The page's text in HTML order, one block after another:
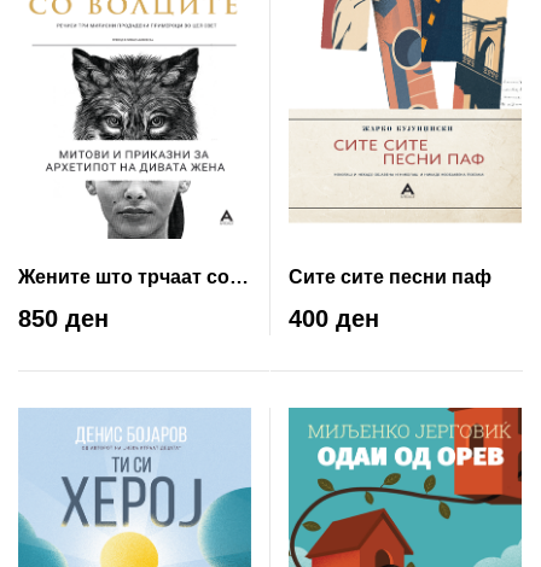
Жените што трчаат со
волците
850 ден
Сите сите песни паф
400 ден